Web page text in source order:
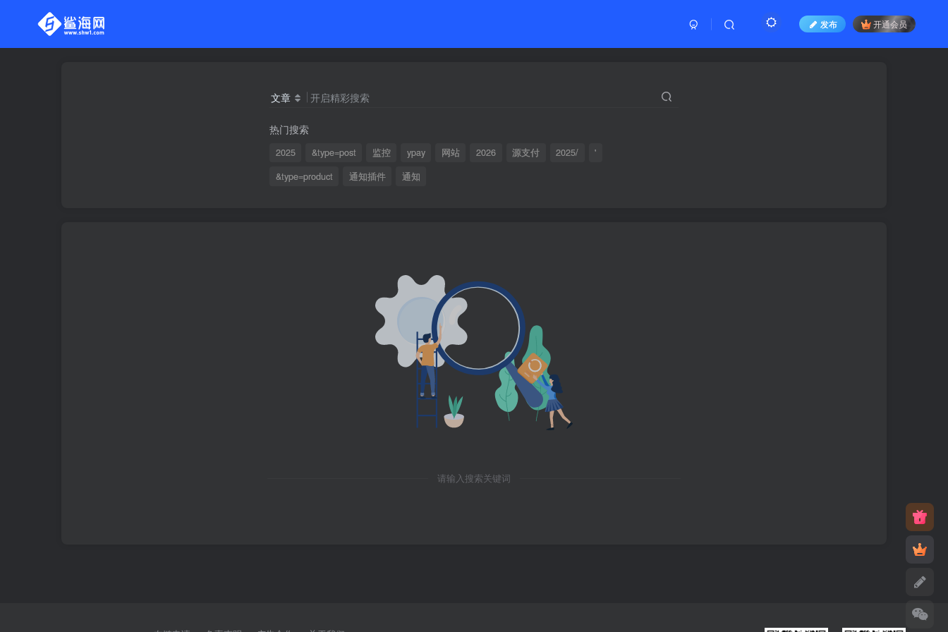
发布 开通会员
文章 开启精彩搜索
热门搜索
2025 &type=post 监控 ypay 网站 2026 源支付 2025/
'
&type=product
通知插件 通知
请输入搜索关键词